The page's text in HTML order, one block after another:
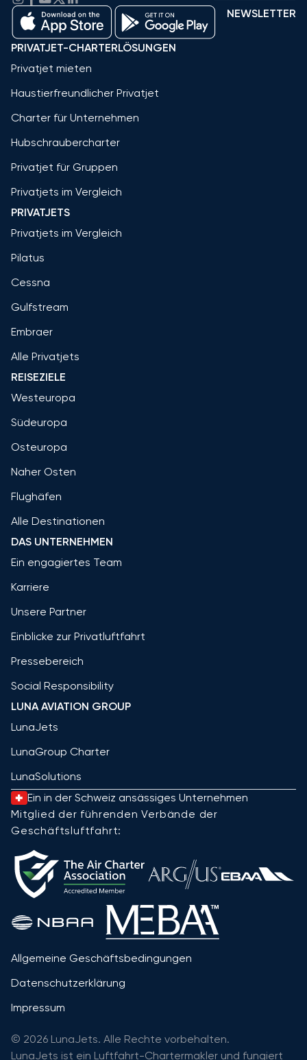
NEWSLETTER
PRIVATJET-CHARTERLÖSUNGEN
Privatjet mieten
Haustierfreundlicher Privatjet
Charter für Unternehmen
Hubschraubercharter
Privatjet für Gruppen
Privatjets im Vergleich
PRIVATJETS
Privatjets im Vergleich
Pilatus
Cessna
Gulfstream
Embraer
Alle Privatjets
REISEZIELE
Westeuropa
Südeuropa
Osteuropa
Naher Osten
Flughäfen
Alle Destinationen
DAS UNTERNEHMEN
Ein engagiertes Team
Karriere
Unsere Partner
Einblicke zur Privatluftfahrt
Pressebereich
Social Responsibility
LUNA AVIATION GROUP
LunaJets
LunaGroup Charter
LunaSolutions
Ein in der Schweiz ansässiges Unternehmen
Mitglied der führenden Verbände der
Geschäftsluftfahrt:
Allgemeine Geschäftsbedingungen
Datenschutzerklärung
Impressum
© 2026 LunaJets. Alle Rechte vorbehalten.
LunaJets ist ein Luftfahrt-Chartermakler und fungiert